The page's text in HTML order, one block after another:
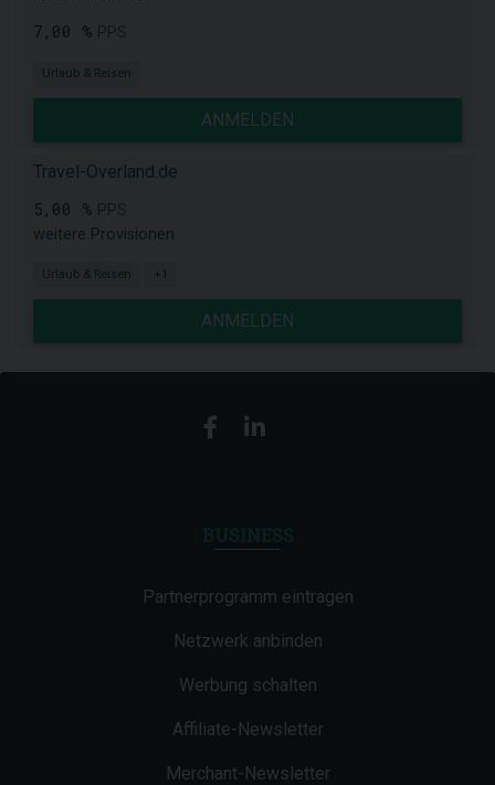
7,00 %
Urlaub & Reisen
ANMELDEN
Travel-Overland.de
5,00 %
weitere Provisionen
Urlaub & Reisen +1
ANMELDEN
Partnerprogramm eintragen
Netzwerk anbinden
Werbung schalten
Affiliate-Newsletter
Merchant-Newsletter